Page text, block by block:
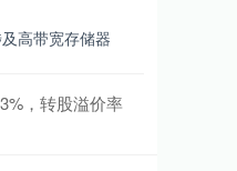
高带宽存储器
，转股溢价率